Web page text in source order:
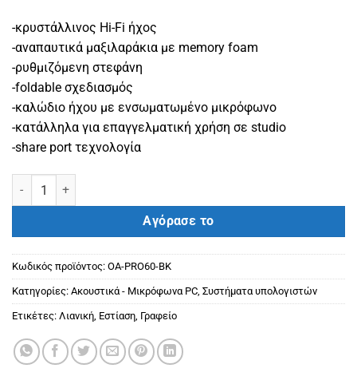
-κρυστάλλινος Hi-Fi ήχος
-αναπαυτικά μαξιλαράκια με memory foam
-ρυθμιζόμενη στεφάνη
-foldable σχεδιασμός
-καλώδιο ήχου με ενσωματωμένο μικρόφωνο
-κατάλληλα για επαγγελματική χρήση σε studio
-share port τεχνολογία
ONEODIO headset Studio Pro 60, 6.35mm & 3.5mm σύνδεση, Hi-Fi
Αγόρασε το
Κωδικός προϊόντος: OA-PRO60-BK
Κατηγορίες: Ακουστικά - Μικρόφωνα PC Συστήματα υπολογιστών
Ετικέτες: Λιανική Εστίαση Γραφείο